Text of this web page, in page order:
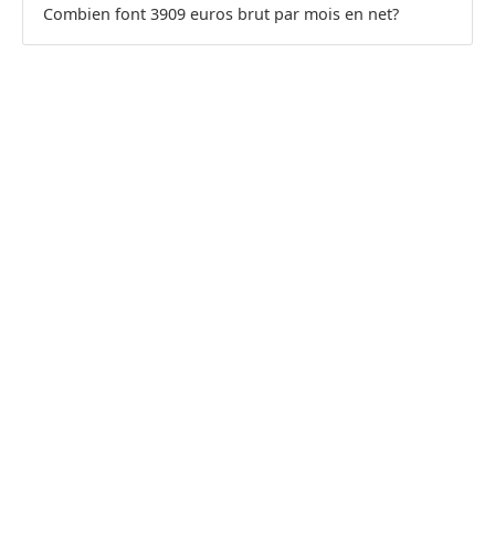
Combien font 3909 euros brut par mois en net?